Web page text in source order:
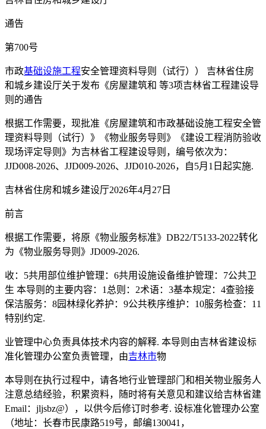
通告
第700号
市政基础设施工程安全管理资料导则（试行）） 吉林省住房
和城乡建设厅关于发布《房屋建筑和 等3项吉林省工程建设导
则的通告
根据工作需要，现批准《房屋建筑和市政基础设施工程安全管
理资料导则（试行）》《物业服务导则》《建设工程消防验收
现场评定导则》为吉林省工程建设导则，编号依次为：
JJD008-2026、JJD009-2026、JJD010-2026，自5月1日起实施.
吉林省住房和城乡建设厅2026年4月27日
前言
根据工作需要，将原《物业服务标准》DB22/T5133-2022转化
为《物业服务导则》JD009-2026.
收：5共用部位维护管理：6共用设施设备维护管理：7公共卫
生 本导则的主要内容：1总则：2术语：3基本规定：4查验接
保洁服务：8园林绿化养护：9公共秩序维护：10服务检查：11
特别约定.
业管理中心负责具体技术内容的解释. 本导则由吉林省建设标
准化管理办公室负责管理，由吉林市物
本导则在执行过程中，请各地行业管理部门和相关物业服务人
注意总结经验，积累资料，随时将有关意见和建议给吉林省建
Email：jljsbz@），以供今后修订时参考. 设标准化管理办公室
（地址：长春市民康路519号，邮编130041，